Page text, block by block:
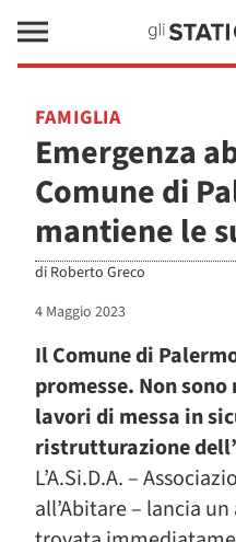
FAMIGLIA
Emergenza
Comune di
mantiene le
di Roberto Greco
4 Maggio 2023
Il Comune di
promesse. Non
lavori di messa in
ristrutturazione
L’A.Si.D.A. –
all’Abitare – lancia